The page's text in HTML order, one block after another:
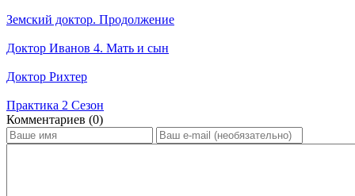
Земский доктор. Продолжение
Доктор Иванов 4. Мать и сын
Доктор Рихтер
Практика 2 Сезон
Ком­мен­та­ри­ев (0)